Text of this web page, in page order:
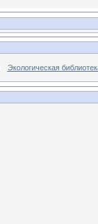
Экологическая